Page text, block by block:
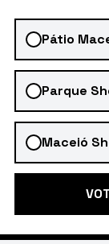
Pátio
Parque
Maceió